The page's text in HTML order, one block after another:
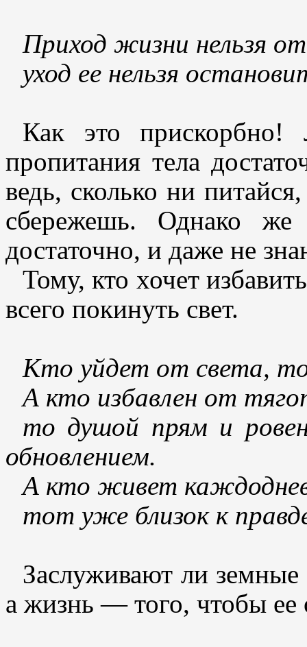
Приход жизни нельзя
уход ее нельзя
Как это прискорбно!
пропитания тела
ведь, сколько ни
сбережешь. Однако же
достаточно, и даже не
Тому, кто хочет
всего покинуть свет.
Кто уйдет от света,
А кто избавлен от
то душой прям и
обновлением.
А кто живет
тот уже близок к
Заслуживают ли земные
а жизнь — того, чтобы ее